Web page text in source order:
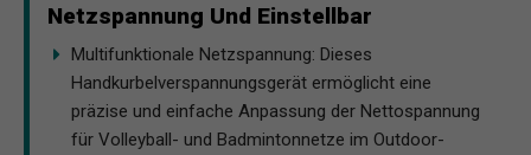
Netzspannung Und Einstellbar
Multifunktionale Netzspannung: Dieses
Handkurbelverspannungsgerät ermöglicht eine
präzise und einfache Anpassung der Nettospannung
für Volleyball- und Badmintonnetze im Outdoor-